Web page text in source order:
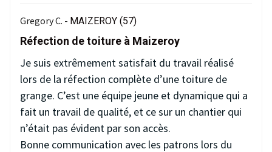
Gregory C. - MAIZEROY (57)
Réfection de toiture à Maizeroy
Je suis extrêmement satisfait du travail réalisé
lors de la réfection complète d’une toiture de
grange. C’est une équipe jeune et dynamique qui a
fait un travail de qualité, et ce sur un chantier qui
n’était pas évident par son accès.
Bonne communication avec les patrons lors du